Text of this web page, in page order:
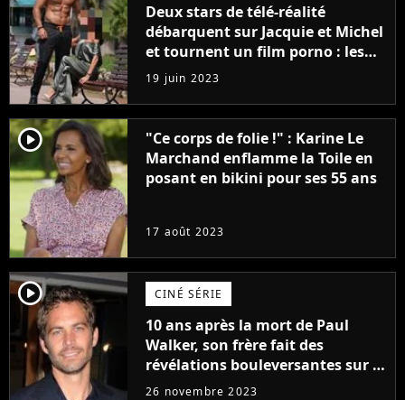
Deux stars de télé-réalité
débarquent sur Jacquie et Michel
et tournent un film porno : les
premières images du tournage
(exclu)
19 juin 2023
player2
"Ce corps de folie !" : Karine Le
Marchand enflamme la Toile en
posant en bikini pour ses 55 ans
17 août 2023
player2 CINÉ SÉRIE
10 ans après la mort de Paul
Walker, son frère fait des
révélations bouleversantes sur la
réaction des acteurs de Fast and
26 novembre 2023